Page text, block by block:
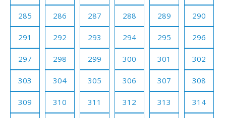
285 286 287 288 289 290
291 292 293 294 295 296
297 298 299 300 301 302
303 304 305 306 307 308
309 310 311 312 313 314